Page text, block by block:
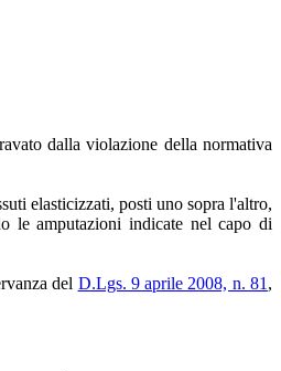
dalla violazione della normativa
elasticizzati, posti uno sopra l'altro,
le amputazioni indicate nel capo di
del D.Lgs. 9 aprile 2008, n. 81 ,